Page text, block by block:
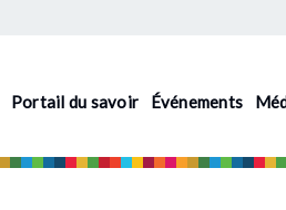
Portail du savoir Événements